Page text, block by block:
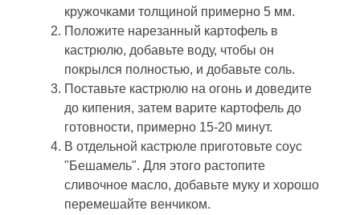
кружочками толщиной примерно 5 мм.
Положите нарезанный картофель в
кастрюлю, добавьте воду, чтобы он
покрылся полностью, и добавьте соль.
Поставьте кастрюлю на огонь и доведите
до кипения, затем варите картофель до
готовности, примерно 15-20 минут.
В отдельной кастрюле приготовьте соус
"Бешамель". Для этого растопите
сливочное масло, добавьте муку и хорошо
перемешайте венчиком.